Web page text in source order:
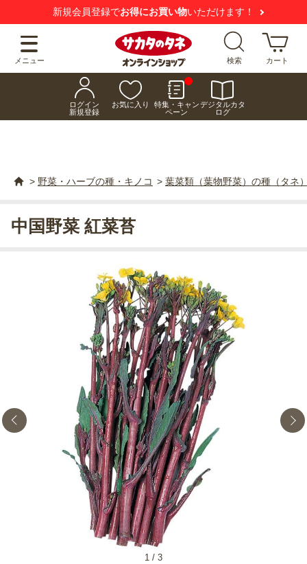
新規会員登録でお得にお買い物いただけます！
メニュー 検索 カート
ログイン
新規登録
お気に入り
特集・キャン
ペーン
デジタルカタ
ログ
> 野菜・ハーブの種・キノコ > 葉菜類（葉物野菜）の種（タネ
1 / 3
中国野菜 紅菜苔